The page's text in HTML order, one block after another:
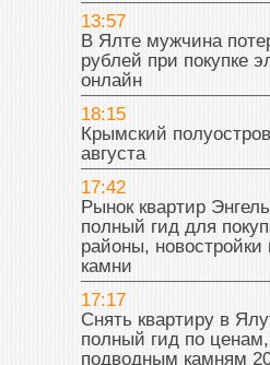
13:57
В Ялте мужчина
рублей при покупке
онлайн
18:15
Крымский
августа
17:42
Рынок квартир
полный гид для
районы,
камни
17:17
Снять квартиру в
полный гид по
подводным камням